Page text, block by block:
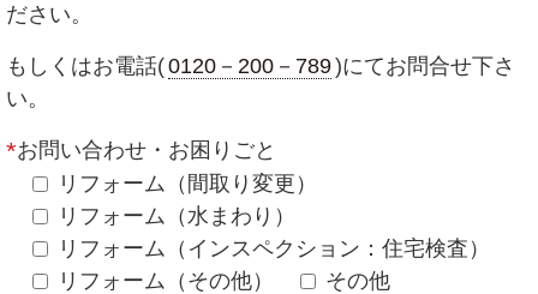
ださい。
もしくはお電話(0120－200－789)にてお問合せ下さ
い。
お問い合わせ・お困りごと
リフォーム（間取り変更）
リフォーム（水まわり）
リフォーム（インスペクション：住宅検査）
リフォーム（その他）
その他